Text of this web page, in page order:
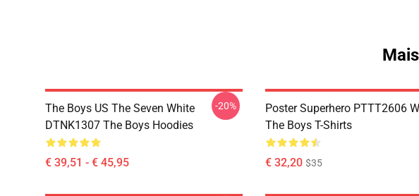
The Boys US The Seven White
DTNK1307 The Boys Hoodies
€ 39,51 - € 45,95
-20%
Poster Superhero PTTT2606
The Boys T-Shirts
€ 32,20 $35